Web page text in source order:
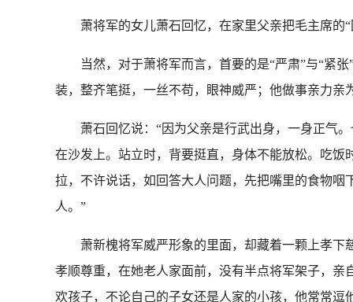
萧将军的女儿萧石回忆，在家里父亲把毛主席的“
当然，对于萧将军而言，首要的是“严肃”与“紧张
装，整齐笔挺，一丝不苟，眼神威严；他做事亲力
萧石回忆说：“因为父亲是行武出身，一身正气。
在沙发上。站立时，背要挺直，身体不能放松。吃
拉，不许说话，如回答大人问题，先把嘴里的食物
人。”
萧新槐将军威严形象的里面，却藏着一颗上孝下慈
孝顺尊重，在她老人家面前，没有半点将军架子，
欢孩子，不论自己的子女还是人家的小孩，他常常